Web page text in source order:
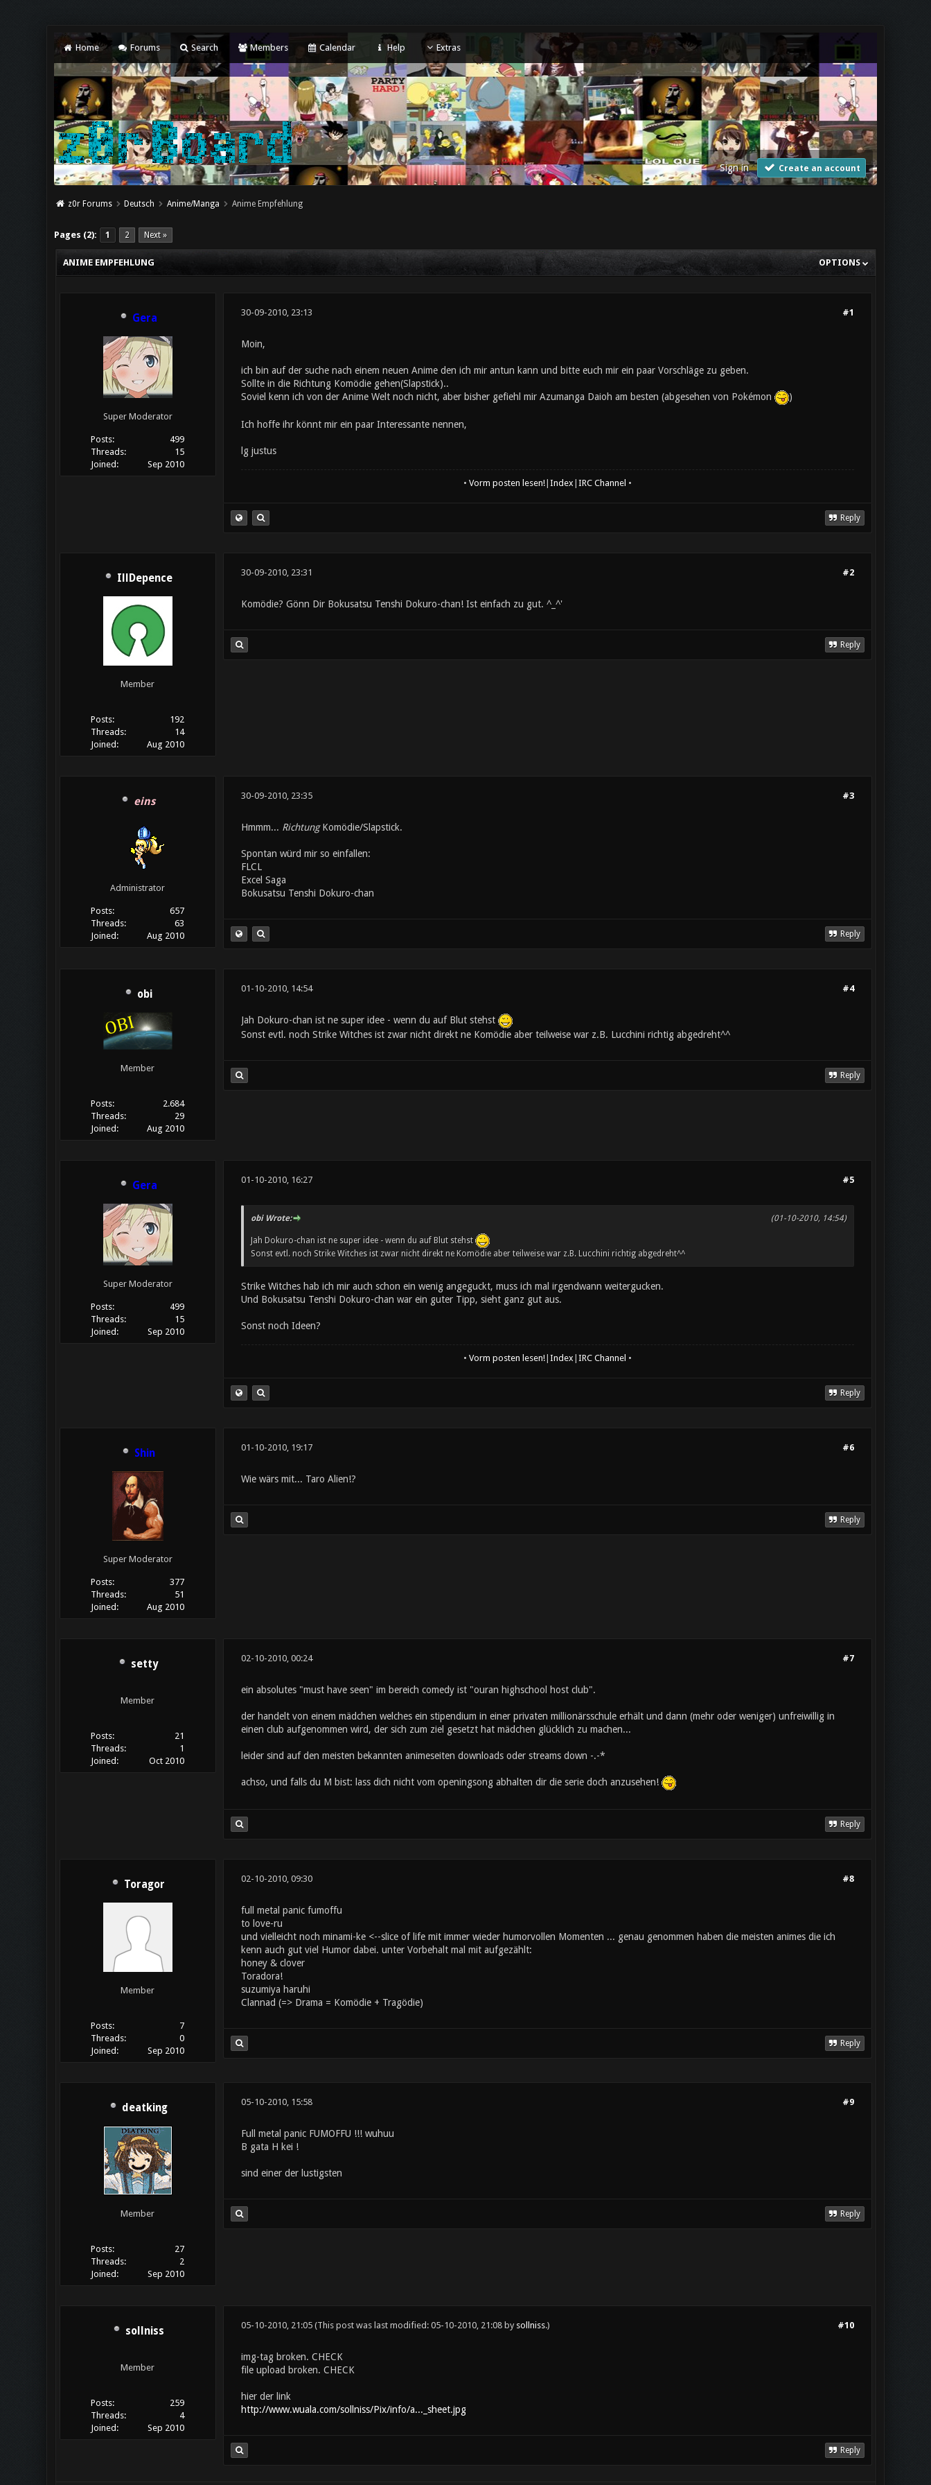
Home Forums Search Members Calendar Help Extras
Sign in Create an account
z0r Forums Deutsch Anime/Manga Anime Empfehlung
Pages (2): 1 2 Next »
OPTIONS
ANIME EMPFEHLUNG
Gera
Super Moderator
Posts:
499
Threads:
15
Joined:
Sep 2010
#1
30-09-2010, 23:13
Moin,
ich bin auf der suche nach einem neuen Anime den ich mir antun kann und bitte euch mir ein paar Vorschläge zu geben.
Sollte in die Richtung Komödie gehen(Slapstick)..
Soviel kenn ich von der Anime Welt noch nicht, aber bisher gefiehl mir Azumanga Daioh am besten (abgesehen von Pokémon
)
Ich hoffe ihr könnt mir ein paar Interessante nennen,
lg justus
• Vorm posten lesen!| Index IRC Channel •
Reply
IllDepence
Member
Posts:
192
Threads:
14
Joined:
Aug 2010
#2
30-09-2010, 23:31
Komödie? Gönn Dir Bokusatsu Tenshi Dokuro-chan! Ist einfach zu gut. ^_^'
Reply
eins
Administrator
Posts:
657
Threads:
63
Joined:
Aug 2010
#3
30-09-2010, 23:35
Hmmm... RichtungKomödie/Slapstick.
Spontan würd mir so einfallen:
FLCL
Excel Saga
Bokusatsu Tenshi Dokuro-chan
Reply
obi
Member
Posts:
2.684
Threads:
29
Joined:
Aug 2010
#4
01-10-2010, 14:54
Jah Dokuro-chan ist ne super idee - wenn du auf Blut stehst
Sonst evtl. noch Strike Witches ist zwar nicht direkt ne Komödie aber teilweise war z.B. Lucchini richtig abgedreht^^
Reply
Gera
Super Moderator
Posts:
499
Threads:
15
Joined:
Sep 2010
#5
01-10-2010, 16:27
(01-10-2010, 14:54)
obi Wrote:
Jah Dokuro-chan ist ne super idee - wenn du auf Blut stehst
Sonst evtl. noch Strike Witches ist zwar nicht direkt ne Komödie aber teilweise war z.B. Lucchini richtig abgedreht^^
Strike Witches hab ich mir auch schon ein wenig angeguckt, muss ich mal irgendwann weitergucken.
Und Bokusatsu Tenshi Dokuro-chan war ein guter Tipp, sieht ganz gut aus.
Sonst noch Ideen?
• Vorm posten lesen!| Index IRC Channel •
Reply
Shin
Super Moderator
Posts:
377
Threads:
51
Joined:
Aug 2010
#6
01-10-2010, 19:17
Wie wärs mit... Taro Alien!?
Reply
setty
Member
Posts:
21
Threads:
1
Joined:
Oct 2010
#7
02-10-2010, 00:24
ein absolutes "must have seen" im bereich comedy ist "ouran highschool host club".
der handelt von einem mädchen welches ein stipendium in einer privaten millionärsschule erhält und dann (mehr oder weniger) unfreiwillig in
einen club aufgenommen wird, der sich zum ziel gesetzt hat mädchen glücklich zu machen...
leider sind auf den meisten bekannten animeseiten downloads oder streams down -.-*
achso, und falls du M bist: lass dich nicht vom openingsong abhalten dir die serie doch anzusehen!
Reply
Toragor
Member
Posts:
7
Threads:
0
Joined:
Sep 2010
#8
02-10-2010, 09:30
full metal panic fumoffu
to love-ru
und vielleicht noch minami-ke <--slice of life mit immer wieder humorvollen Momenten ... genau genommen haben die meisten animes die ich
kenn auch gut viel Humor dabei. unter Vorbehalt mal mit aufgezählt:
honey & clover
Toradora!
suzumiya haruhi
Clannad (=> Drama = Komödie + Tragödie)
Reply
deatking
Member
Posts:
27
Threads:
2
Joined:
Sep 2010
#9
05-10-2010, 15:58
Full metal panic FUMOFFU !!! wuhuu
B gata H kei !
sind einer der lustigsten
Reply
sollniss
Member
Posts:
259
Threads:
4
Joined:
Sep 2010
#10
05-10-2010, 21:05 (This post was last modified: 05-10-2010, 21:08 by sollniss.)
img-tag broken. CHECK
file upload broken. CHECK
hier der link
http://www.wuala.com/sollniss/Pix/info/a..._sheet.jpg
Reply